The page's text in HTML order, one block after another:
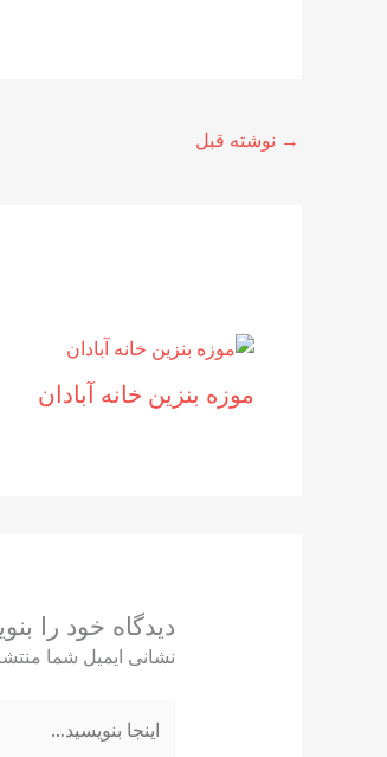
→ نوشته قبل
موزه بنزين خانه آبادان
دیدگاه‌ خود را
نشانی ایمیل شما
بنویسید…